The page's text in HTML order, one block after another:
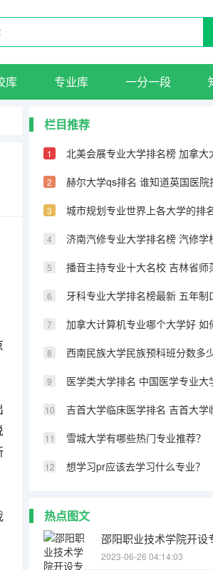
库 专业库 一分一段
栏目推荐
赫尔大学qs排名 谁知道英国医院
加拿大计算机专业哪个大学好 如
西南民族大学民族预科班分数多
医学类大学排名 中国医学专业大
雪城大学有哪些热门专业推荐？
想学习pr应该去学习什么专业？
热点图文
2023-06-26 04:14:03